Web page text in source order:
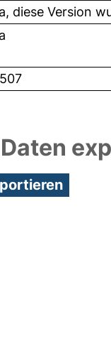
diese Version